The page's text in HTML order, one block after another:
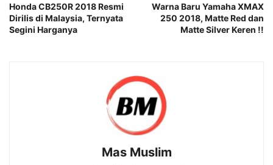
Honda CB250R 2018 Resmi
Dirilis di Malaysia, Ternyata
Segini Harganya
Warna Baru Yamaha XMAX
250 2018, Matte Red dan
Matte Silver Keren !!
Mas Muslim